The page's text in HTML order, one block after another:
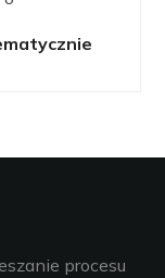
procesu